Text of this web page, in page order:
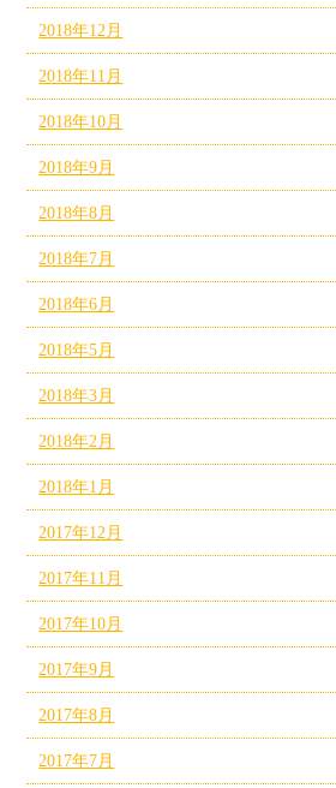
2018年12月
2018年11月
2018年10月
2018年9月
2018年8月
2018年7月
2018年6月
2018年5月
2018年3月
2018年2月
2018年1月
2017年12月
2017年11月
2017年10月
2017年9月
2017年8月
2017年7月